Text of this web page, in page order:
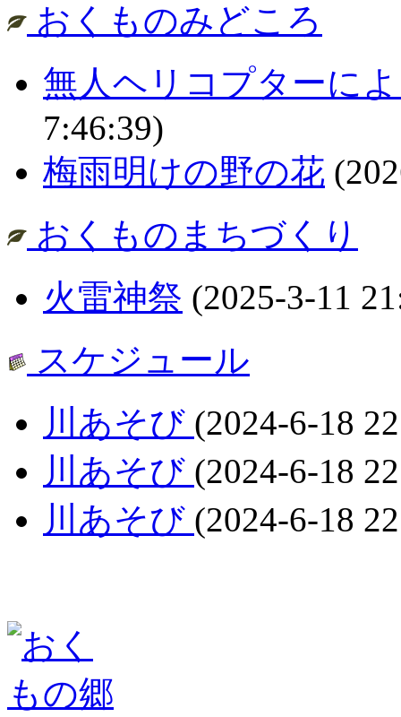
おくものみどころ
無人ヘリコプターに
7:46:39)
梅雨明けの野の花
おくものまちづくり
火雷神祭 (2025-3-11
スケジュール
川あそび (2024-6-18
川あそび (2024-6-18
川あそび (2024-6-18